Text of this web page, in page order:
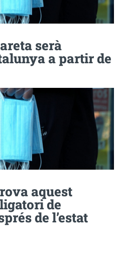
serà
a partir de
aquest
de
de l’estat